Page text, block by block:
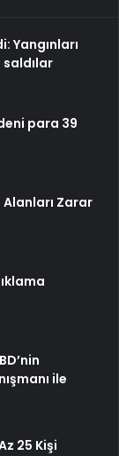
Yangınları
para 39
Alanları Zarar
ile
25 Kişi